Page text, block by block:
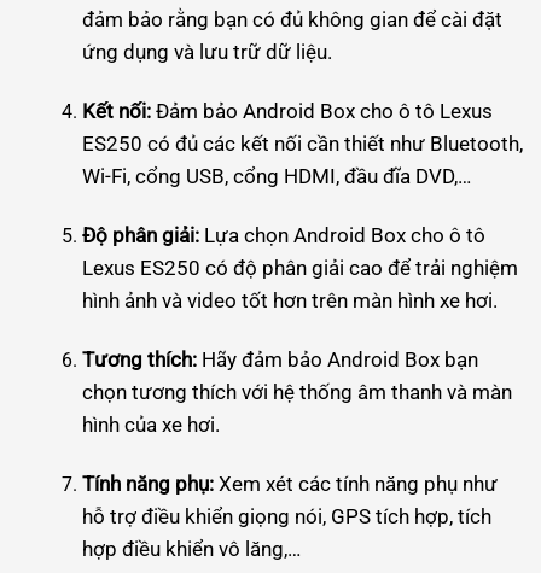
đảm bảo rằng bạn có đủ không gian để cài đặt
ứng dụng và lưu trữ dữ liệu.
Kết nối:Đảm bảo Android Box cho ô tô Lexus
ES250 có đủ các kết nối cần thiết như Bluetooth,
Wi-Fi, cổng USB, cổng HDMI, đầu đĩa DVD,…
Độ phân giải:Lựa chọn Android Box cho ô tô
Lexus ES250 có độ phân giải cao để trải nghiệm
hình ảnh và video tốt hơn trên màn hình xe hơi.
Tương thích:Hãy đảm bảo Android Box bạn
chọn tương thích với hệ thống âm thanh và màn
hình của xe hơi.
Tính năng phụ:Xem xét các tính năng phụ như
hỗ trợ điều khiển giọng nói, GPS tích hợp, tích
hợp điều khiển vô lăng,…